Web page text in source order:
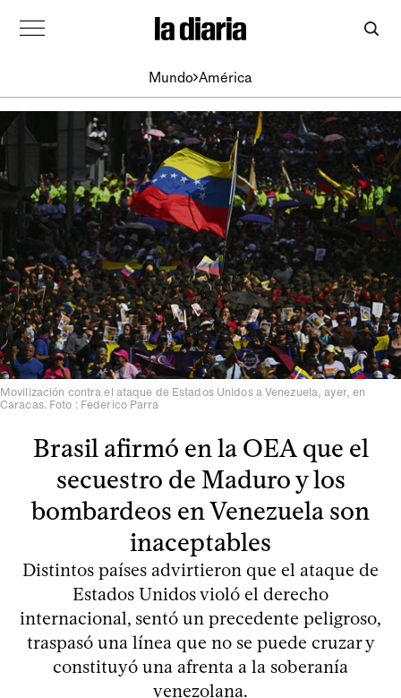
Mundo América
Movilización contra el ataque de Estados Unidos a Venezuela, ayer, en
Caracas. Foto : Federico Parra
Brasil afirmó en la OEA que el
secuestro de Maduro y los
bombardeos en Venezuela son
inaceptables
Distintos países advirtieron que el ataque de
Estados Unidos violó el derecho
internacional, sentó un precedente peligroso,
traspasó una línea que no se puede cruzar y
constituyó una afrenta a la soberanía
venezolana.